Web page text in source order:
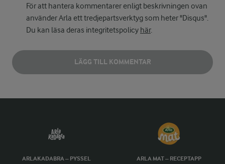
För att hantera kommentarer enligt beskrivningen ovan
använder Arla ett tredjepartsverktyg som heter "Disqus".
Du kan läsa deras integritetspolicy här.
LÄGG TILL KOMMENTAR
ARLAKADABRA – PYSSEL
ARLA MAT – RECEPTAPP